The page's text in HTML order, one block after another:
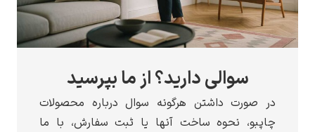
سوالی دارید؟ از ما بپرسید
در صورت داشتن هرگونه سوال درباره محصولات
چاپبو، نحوه ساخت آنها یا ثبت سفارش، با ما